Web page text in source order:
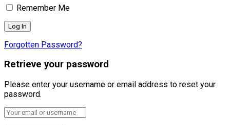
Remember Me
Forgotten Password?
Retrieve your password
Please enter your username or email address to reset your
password.